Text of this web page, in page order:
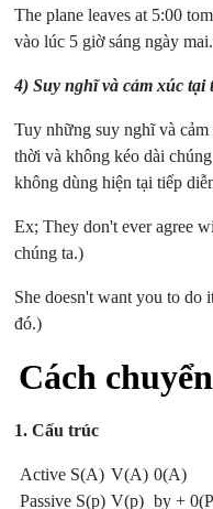
The plane leaves at 5:00
vào lúc 5 giờ sáng ngày
4) Suy nghĩ và cảm xúc tại
Tuy những suy nghĩ và
thời và không kéo dài
không dùng hiện tại tiếp
Ex; They don't ever agree
chúng ta.)
She doesn't want you to do
đó.)
Cách
1. Cấu trúc
Active S(A) V(A) 0(A)
Passive S(p) V(p) by +